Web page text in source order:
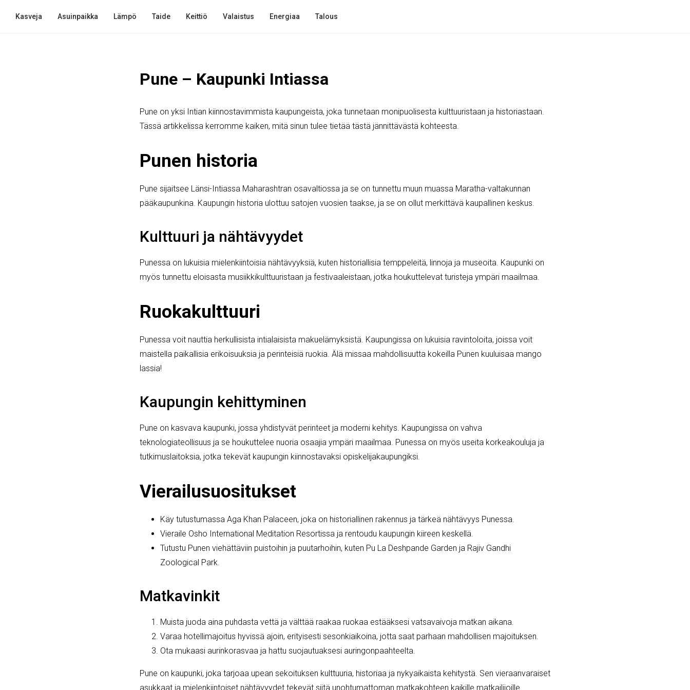
Kasveja Asuinpaikka Lämpö Taide Keittiö Valaistus Energiaa Talous
Pune – Kaupunki Intiassa
Pune on yksi Intian kiinnostavimmista kaupungeista, joka tunnetaan monipuolisesta kulttuuristaan ja historiastaan.
Tässä artikkelissa kerromme kaiken, mitä sinun tulee tietää tästä jännittävästä kohteesta.
Punen historia
Pune sijaitsee Länsi-Intiassa Maharashtran osavaltiossa ja se on tunnettu muun muassa Maratha-valtakunnan
pääkaupunkina. Kaupungin historia ulottuu satojen vuosien taakse, ja se on ollut merkittävä kaupallinen keskus.
Kulttuuri ja nähtävyydet
Punessa on lukuisia mielenkiintoisia nähtävyyksiä, kuten historiallisia temppeleitä, linnoja ja museoita. Kaupunki on
myös tunnettu eloisasta musiikkikulttuuristaan ja festivaaleistaan, jotka houkuttelevat turisteja ympäri maailmaa.
Ruokakulttuuri
Punessa voit nauttia herkullisista intialaisista makuelämyksistä. Kaupungissa on lukuisia ravintoloita, joissa voit
maistella paikallisia erikoisuuksia ja perinteisiä ruokia. Älä missaa mahdollisuutta kokeilla Punen kuuluisaa mango
lassia!
Kaupungin kehittyminen
Pune on kasvava kaupunki, jossa yhdistyvät perinteet ja moderni kehitys. Kaupungissa on vahva
teknologiateollisuus ja se houkuttelee nuoria osaajia ympäri maailmaa. Punessa on myös useita korkeakouluja ja
tutkimuslaitoksia, jotka tekevät kaupungin kiinnostavaksi opiskelijakaupungiksi.
Vierailusuositukset
Käy tutustumassa Aga Khan Palaceen, joka on historiallinen rakennus ja tärkeä nähtävyys Punessa.
Vieraile Osho International Meditation Resortissa ja rentoudu kaupungin kiireen keskellä.
Tutustu Punen viehättäviin puistoihin ja puutarhoihin, kuten Pu La Deshpande Garden ja Rajiv Gandhi
Zoological Park.
Matkavinkit
Muista juoda aina puhdasta vettä ja välttää raakaa ruokaa estääksesi vatsavaivoja matkan aikana.
Varaa hotellimajoitus hyvissä ajoin, erityisesti sesonkiaikoina, jotta saat parhaan mahdollisen majoituksen.
Ota mukaasi aurinkorasvaa ja hattu suojautuaksesi auringonpaahteelta.
Pune on kaupunki, joka tarjoaa upean sekoituksen kulttuuria, historiaa ja nykyaikaista kehitystä. Sen vieraanvaraiset
asukkaat ja mielenkiintoiset nähtävyydet tekevät siitä unohtumattoman matkakohteen kaikille matkailijoille.